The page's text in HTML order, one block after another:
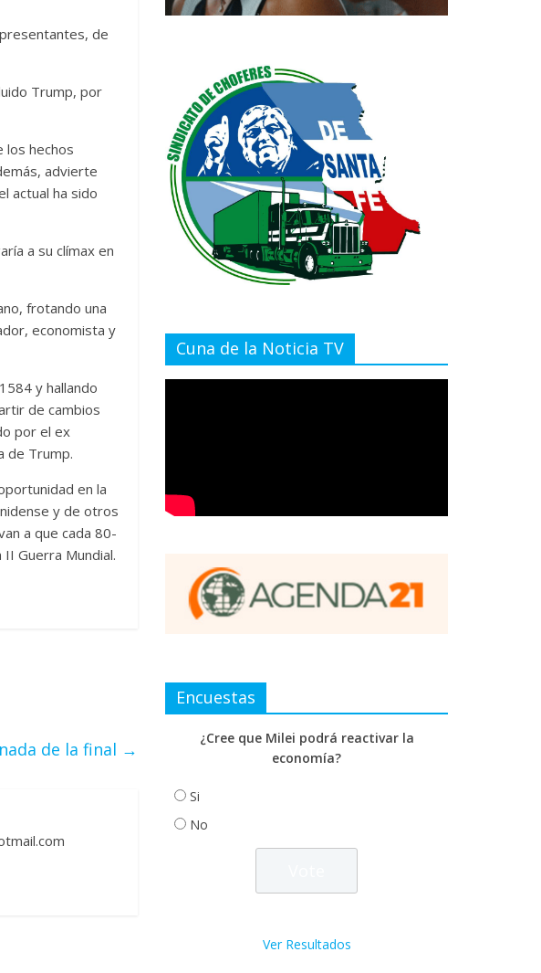
de
Trump, por
los hechos
advierte
actual ha sido
a su clímax en
frotando una
economista y
y hallando
de cambios
por el ex
de Trump.
en la
y de otros
a que cada 80-
Guerra Mundial.
de la final →
Cuna de la Noticia TV
Encuestas
¿Cree que Milei podrá reactivar la
economía?
Si
No
Ver Resultados